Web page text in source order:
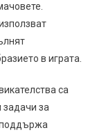
в играта.
са
задачи за